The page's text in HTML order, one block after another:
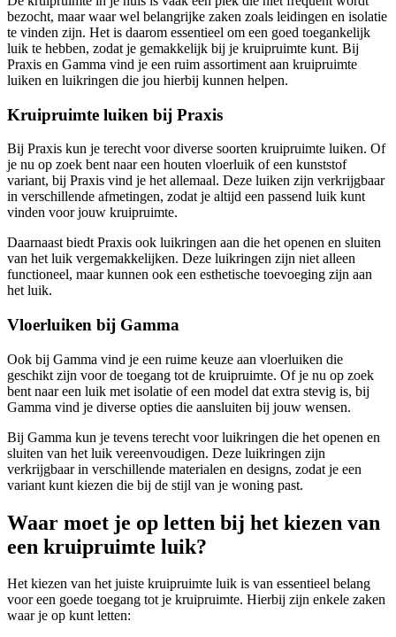
bezocht, maar waar wel belangrijke zaken zoals leidingen en isolatie
te vinden zijn. Het is daarom essentieel om een goed toegankelijk
luik te hebben, zodat je gemakkelijk bij je kruipruimte kunt. Bij
Praxis en Gamma vind je een ruim assortiment aan kruipruimte
luiken en luikringen die jou hierbij kunnen helpen.
Kruipruimte luiken bij Praxis
Bij Praxis kun je terecht voor diverse soorten kruipruimte luiken. Of
je nu op zoek bent naar een houten vloerluik of een kunststof
variant, bij Praxis vind je het allemaal. Deze luiken zijn verkrijgbaar
in verschillende afmetingen, zodat je altijd een passend luik kunt
vinden voor jouw kruipruimte.
Daarnaast biedt Praxis ook luikringen aan die het openen en sluiten
van het luik vergemakkelijken. Deze luikringen zijn niet alleen
functioneel, maar kunnen ook een esthetische toevoeging zijn aan
het luik.
Vloerluiken bij Gamma
Ook bij Gamma vind je een ruime keuze aan vloerluiken die
geschikt zijn voor de toegang tot de kruipruimte. Of je nu op zoek
bent naar een luik met isolatie of een model dat extra stevig is, bij
Gamma vind je diverse opties die aansluiten bij jouw wensen.
Bij Gamma kun je tevens terecht voor luikringen die het openen en
sluiten van het luik vereenvoudigen. Deze luikringen zijn
verkrijgbaar in verschillende materialen en designs, zodat je een
variant kunt kiezen die bij de stijl van je woning past.
Waar moet je op letten bij het kiezen van
een kruipruimte luik?
Het kiezen van het juiste kruipruimte luik is van essentieel belang
voor een goede toegang tot je kruipruimte. Hierbij zijn enkele zaken
waar je op kunt letten: